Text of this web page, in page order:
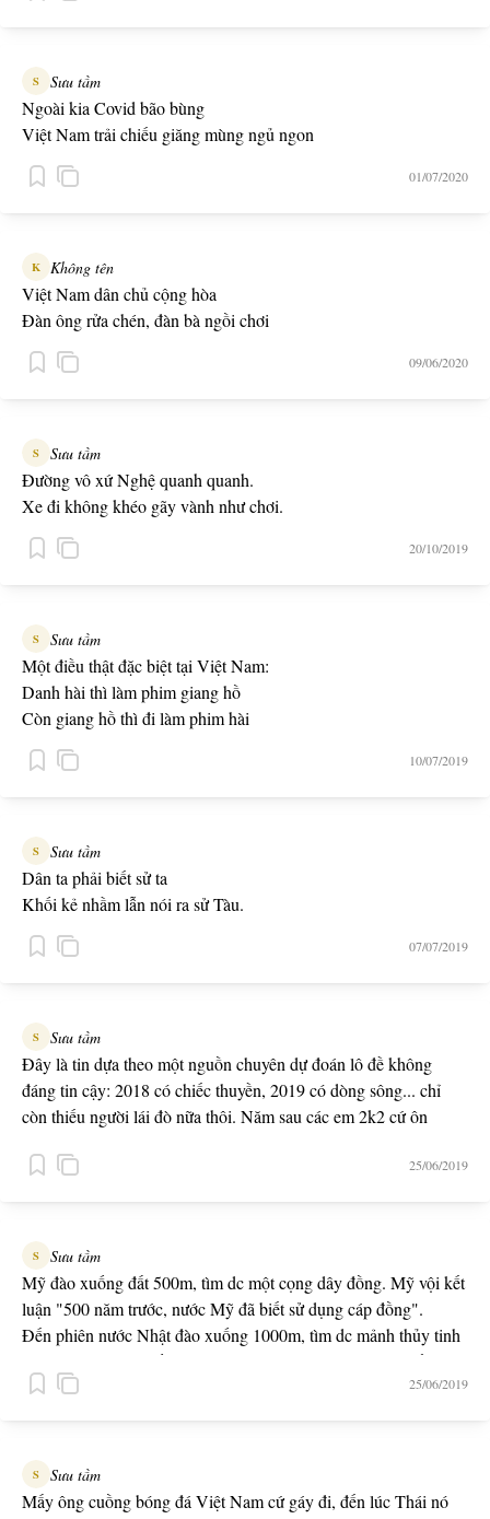
S Sưu tầm
Ngoài kia Covid bão bùng
Việt Nam trải chiếu giăng mùng ngủ ngon
01/07/2020
K Không tên
Việt Nam dân chủ cộng hòa
Đàn ông rửa chén, đàn bà ngồi chơi
09/06/2020
S Sưu tầm
Đường vô xứ Nghệ quanh quanh.
Xe đi không khéo gãy vành như chơi.
20/10/2019
S Sưu tầm
Một điều thật đặc biệt tại Việt Nam:
Danh hài thì làm phim giang hồ
Còn giang hồ thì đi làm phim hài
10/07/2019
S Sưu tầm
Dân ta phải biết sử ta
Khối kẻ nhầm lẫn nói ra sử Tàu.
07/07/2019
S Sưu tầm
Đây là tin dựa theo một nguồn chuyên dự đoán lô đề không
đáng tin cậy: 2018 có chiếc thuyền, 2019 có dòng sông... chỉ
còn thiếu người lái đò nữa thôi. Năm sau các em 2k2 cứ ôn
25/06/2019
S Sưu tầm
Mỹ đào xuống đất 500m, tìm dc một cọng dây đồng. Mỹ vội kết
luận "500 năm trước, nước Mỹ đã biết sử dụng cáp đồng".
Đến phiên nước Nhật đào xuống 1000m, tìm dc mảnh thủy tinh
và cũng vội tuyên bố là "1000 năm trước nước Nhật đã biết sử
dụng cáp quang".
đã biết sử dụng Wi-fi".
25/06/2019
S Sưu tầm
Mấy ông cuồng bóng đá Việt Nam cứ gáy đi, đến lúc Thái nó